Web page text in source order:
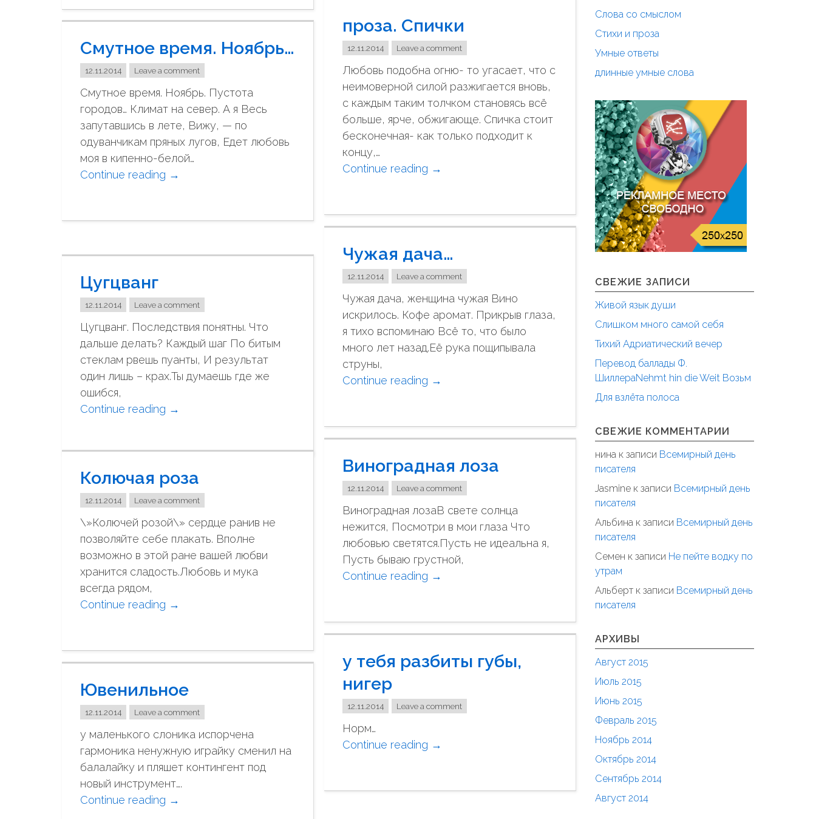
е
е
д
а
ё
т
п
о
к
о
л
т
-
П
е
т
е
р
б
р
проза. Спички
12.11.2014 Leave a comment
Любовь подобна огню- то угасает, что с
неимоверной силой разжигается вновь,
с каждым таким толчком становясь всё
больше, ярче, обжигающе. Спичка стоит
бесконечная- как только подходит к
концу,…
Continue reading "
о
а
.
С
п
и
ч
к
"
→
Смутное время. Ноябрь…
12.11.2014 Leave a comment
Смутное время. Ноябрь. Пустота
городов… Климат на север. А я Весь
запутавшись в лете, Вижу, — по
одуванчикам пряных лугов, Едет любовь
моя в кипенно-белой…
Continue reading "
у
н
в
р
е
м
я
б
ь
…
"
→
Чужая дача…
12.11.2014 Leave a comment
Чужая дача, женщина чужая Вино
искрилось. Кофе аромат. Прикрыв глаза,
я тихо вспоминаю Всё то, что было
много лет назад.Её рука пощипывала
струны,
Continue reading "
ж
я
д
а
ч
а
…
"
→
Цугцванг
12.11.2014 Leave a comment
Цугцванг. Последствия понятны. Что
дальше делать? Каждый шаг По битым
стеклам рвешь пуанты, И результат
один лишь – крах.Ты думаешь где же
ошибся,
Continue reading "
ц
в
а
н
г
→
Виноградная лоза
12.11.2014 Leave a comment
Виноградная лозаВ свете солнца
нежится, Посмотри в мои глаза Что
любовью светятся.Пусть не идеальна я,
Пусть бываю грустной,
Continue reading "
н
г
д
о
→
Колючая роза
12.11.2014 Leave a comment
\»Колючей розой\» сердце ранив не
позволяйте себе плакать. Вполне
возможно в этой ране вашей любви
хранится сладость.Любовь и мука
всегда рядом,
Continue reading "
л
ч
а
я
р
о
з
а
"
→
у тебя разбиты губы,
нигер
12.11.2014 Leave a comment
Норм…
Continue reading "
е
→
Ювенильное
12.11.2014 Leave a comment
у маленького слоника испорчена
гармоника ненужную играйку сменил на
балалайку и пляшет контингент под
новый инструмент….
Continue reading "→
Слова со смыслом
Стихи и проза
Умные ответы
длинные умные слова
СВЕЖИЕ ЗАПИСИ
Живой язык души
Слишком много самой себя
Тихий Адриатический вечер
Перевод баллады Ф.
ШиллераNehmt hin die Weit Возьм
Для взлёта полоса
СВЕЖИЕ КОММЕНТАРИИ
нина к записи Всемирный день
писателя
Jasmineк записи Всемирный день
писателя
Альбинак записи Всемирный день
писателя
Семен к записи Не пейте водку по
утрам
Альбертк записи Всемирный день
писателя
АРХИВЫ
Август 2015
Июль 2015
Июнь 2015
Февраль 2015
Ноябрь 2014
Октябрь 2014
Сентябрь 2014
Август 2014